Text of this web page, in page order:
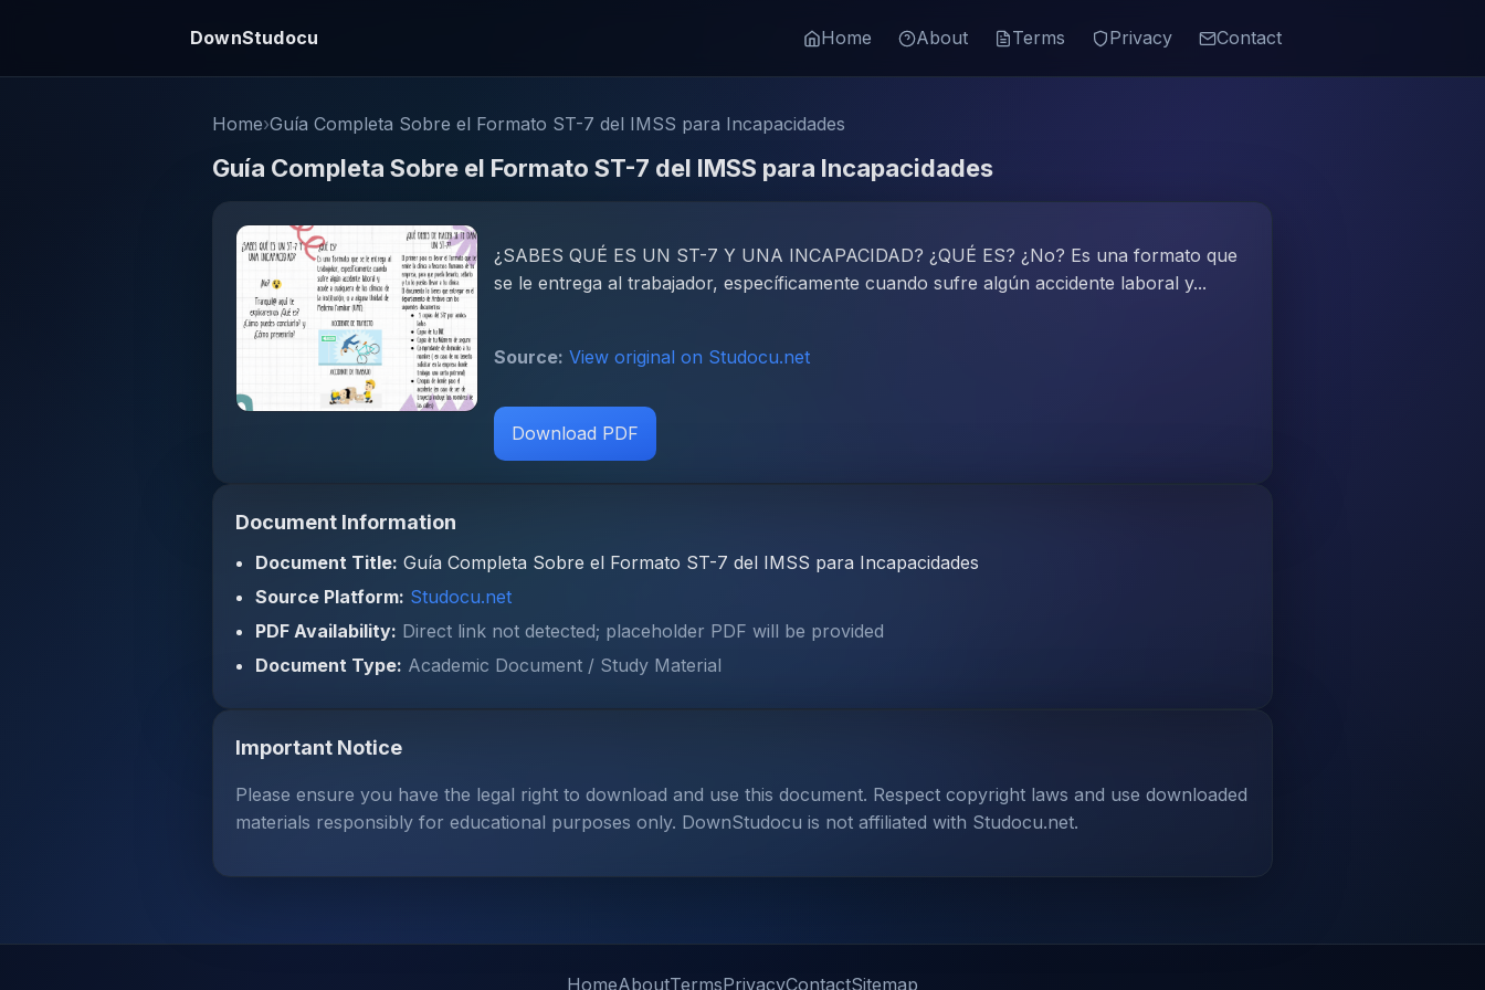
DownStudocu Home About Terms Privacy Contact
Home›Guía Completa Sobre el Formato ST-7 del IMSS para Incapacidades
Guía Completa Sobre el Formato ST-7 del IMSS para Incapacidades
¿SABES QUÉ ES UN ST-7 Y UNA INCAPACIDAD? ¿QUÉ ES? ¿No? Es una formato que
se le entrega al trabajador, específicamente cuando sufre algún accidente laboral y...
Source: View original on Studocu.net
Download PDF
Document Information
Document Title: Guía Completa Sobre el Formato ST-7 del IMSS para Incapacidades
Source Platform: Studocu.net
PDF Availability: Direct link not detected; placeholder PDF will be provided
Document Type: Academic Document / Study Material
Important Notice
Please ensure you have the legal right to download and use this document. Respect copyright laws and use downloaded
materials responsibly for educational purposes only. DownStudocu is not affiliated with Studocu.net.
HomeAboutTermsPrivacyContactSitemap